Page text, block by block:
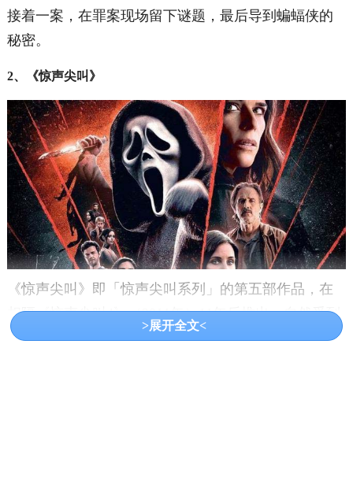
接着一案，在罪案现场留下谜题，最后导到蝙蝠侠的
秘密。
2、《惊声尖叫》
《惊声尖叫》即「惊声尖叫系列」的第五部作品，在
相隔《惊声尖叫4》（2011年）11年后推出，自然受到
喜爱恐怖片的影迷期待，而电影也是自1996年《惊声
>展开全文<